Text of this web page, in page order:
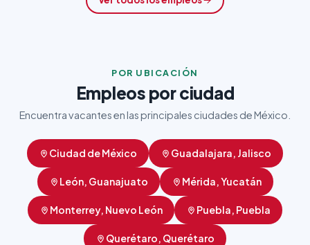
POR UBICACIÓN
Empleos por ciudad
Encuentra vacantes en las principales ciudades de México.
Ciudad de México Guadalajara, Jalisco
León, Guanajuato Mérida, Yucatán
Monterrey, Nuevo León Puebla, Puebla
Querétaro, Querétaro